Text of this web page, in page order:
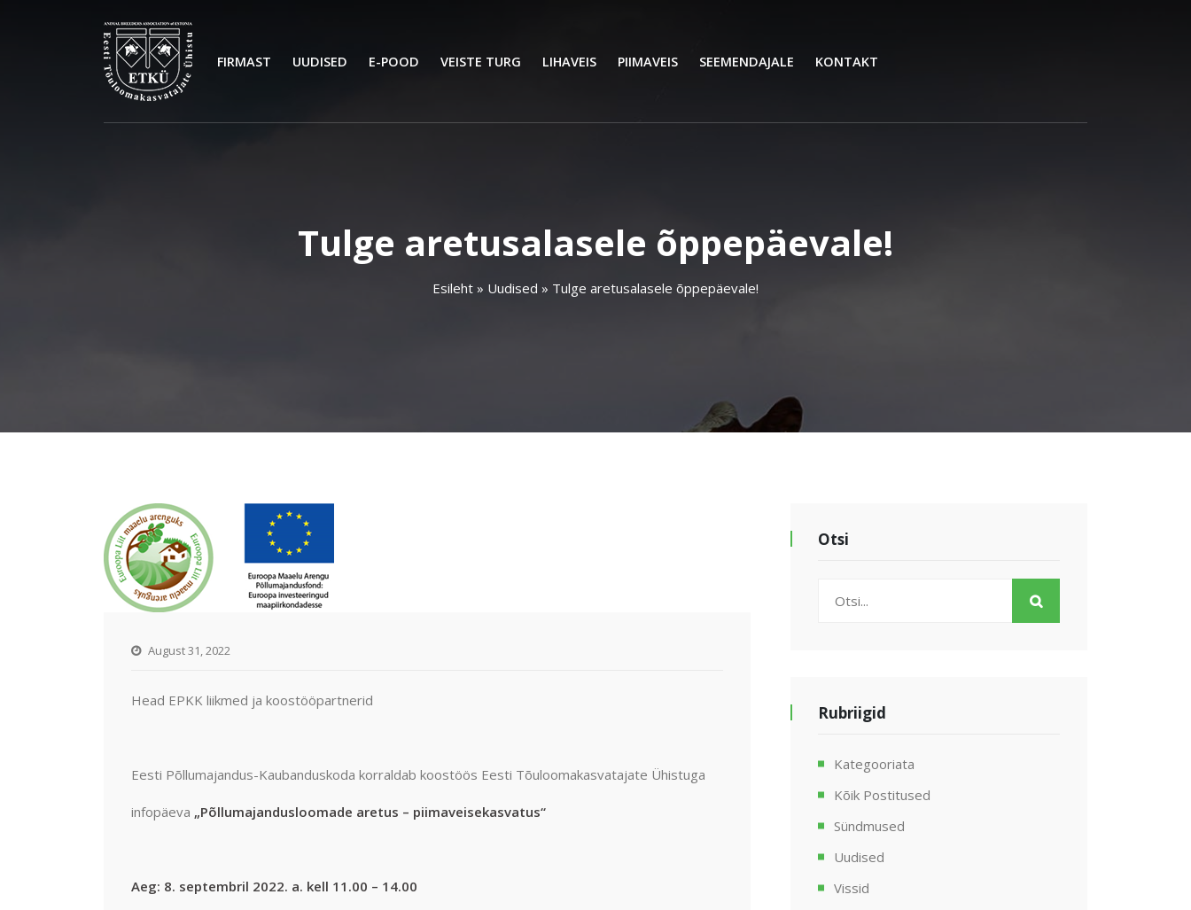
FIRMAST UUDISED E-POOD VEISTE TURG LIHAVEIS PIIMAVEIS SEEMENDAJALE KONTAKT
Tulge aretusalasele õppepäevale!
Esileht » Uudised » Tulge aretusalasele õppepäevale!
August 31, 2022
Head EPKK liikmed ja koostööpartnerid
Eesti Põllumajandus-Kaubanduskoda korraldab koostöös Eesti Tõuloomakasvatajate Ühistuga
infopäeva „Põllumajandusloomade aretus – piimaveisekasvatus“
Aeg: 8. septembril 2022. a. kell 11.00 – 14.00
Otsi
Rubriigid
Kategooriata
Kõik Postitused
Sündmused
Uudised
Vissid